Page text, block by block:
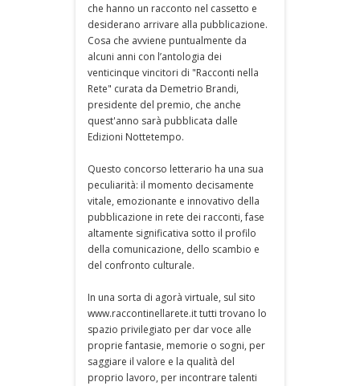
che hanno un racconto nel cassetto e
desiderano arrivare alla pubblicazione.
Cosa che avviene puntualmente da
alcuni anni con l’antologia dei
venticinque vincitori di "Racconti nella
Rete" curata da Demetrio Brandi,
presidente del premio, che anche
quest'anno sarà pubblicata dalle
Edizioni Nottetempo.
Questo concorso letterario ha una sua
peculiarità: il momento decisamente
vitale, emozionante e innovativo della
pubblicazione in rete dei racconti, fase
altamente significativa sotto il profilo
della comunicazione, dello scambio e
del confronto culturale.
In una sorta di agorà virtuale, sul sito
www.raccontinellarete.it tutti trovano lo
spazio privilegiato per dar voce alle
proprie fantasie, memorie o sogni, per
saggiare il valore e la qualità del
proprio lavoro, per incontrare talenti